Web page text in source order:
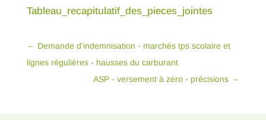
Tableau_recapitulatif_des_pieces_jointes
← Demande d'indemnisation - marchés tps scolaire et
lignes régulières - hausses du carburant
ASP - versement à zéro - précisions →